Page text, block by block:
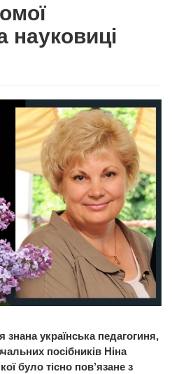
науковиці
українська педагогиня,
посібників Ніна
було тісно пов’язане з